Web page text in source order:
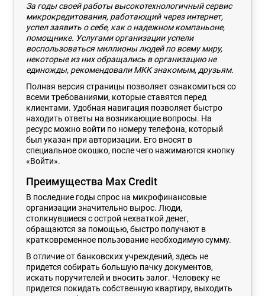
За годы своей работы высокотехнологичный сервис
микрокредитования, работающий через интернет,
успел заявить о себе, как о надежном компаньоне,
помощнике. Услугами организации успели
воспользоваться миллионы людей по всему миру,
некоторые из них обращались в организацию не
единожды, рекомендовали МКК знакомым, друзьям.
Полная версия страницы позволяет ознакомиться со
всеми требованиями, которые ставятся перед
клиентами. Удобная навигация позволяет быстро
находить ответы на возникающие вопросы. На
ресурс можно войти по номеру телефона, который
был указан при авторизации. Его вносят в
специальное окошко, после чего нажимаются кнопку
«Войти».
Преимущества Max Credit
В последние годы спрос на микрофинансовые
организации значительно вырос. Люди,
столкнувшиеся с острой нехваткой денег,
обращаются за помощью, быстро получают в
кратковременное пользование необходимую сумму.
В отличие от банковских учреждений, здесь не
придется собирать большую пачку документов,
искать поручителей и вносить залог. Человеку не
придется покидать собственную квартиру, выходить